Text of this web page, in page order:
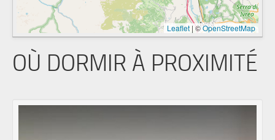
Leaflet |©OpenStreetMap
OÙ DORMIR À PROXIMITÉ